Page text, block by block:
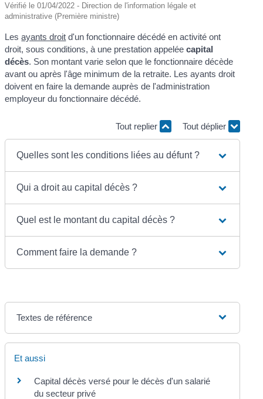
Vérifié le 01/04/2022 - Direction de l'information légale et
administrative (Première ministre)
Lesayants droit d'un fonctionnaire décédé en activité ont
droit, sous conditions, à une prestation appeléecapital
décès. Son montant varie selon que le fonctionnaire décède
avant ou après l'âge minimum de la retraite. Les ayants droit
doivent en faire la demande auprès de l'administration
employeur du fonctionnaire décédé.
Tout replier Tout déplier
Quelles sont les conditions liées au défunt ?
Qui a droit au capital décès ?
Quel est le montant du capital décès ?
Comment faire la demande ?
Textes de référence
Et aussi
Capital décès versé pour le décès d'un salarié
du secteur privé